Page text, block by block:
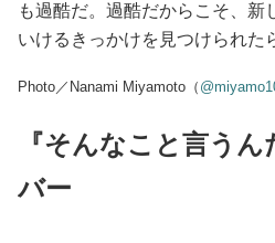
も過酷だ。過酷だからこそ、新
いけるきっかけを見つけられた
Photo／Nanami Miyamoto（
『そんなこと言う
バー